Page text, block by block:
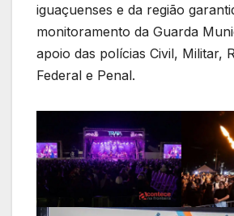
iguaçuenses e da região
monitoramento da Guarda
apoio das polícias Civil, Militar,
Federal e Penal.